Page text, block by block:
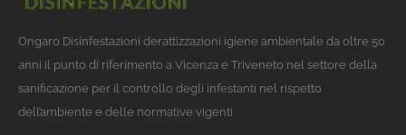
Ongaro Disinfestazioni derattizzazioni igiene ambientale da oltre 50
anni il punto di riferimento a Vicenza e Triveneto nel settore della
sanificazione per il controllo degli infestanti nel rispetto
dell’ambiente e delle normative vigenti